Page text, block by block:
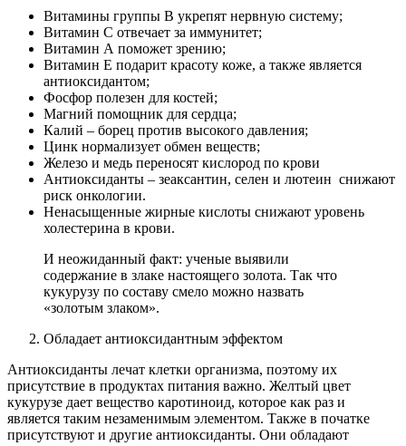
Витамины группы В укрепят нервную систему;
Витамин С отвечает за иммунитет;
Витамин А поможет зрению;
Витамин Е подарит красоту коже, а также является
антиоксидантом;
Фосфор полезен для костей;
Магний помощник для сердца;
Калий – борец против высокого давления;
Цинк нормализует обмен веществ;
Железо и медь переносят кислород по крови
Антиоксиданты – зеаксантин, селен и лютеин снижают
риск онкологии.
Ненасыщенные жирные кислоты снижают уровень
холестерина в крови.
И неожиданный факт: ученые выявили
содержание в злаке настоящего золота. Так что
кукурузу по составу смело можно назвать
«золотым злаком».
Обладает антиоксидантным эффектом
Антиоксиданты лечат клетки организма, поэтому их
присутствие в продуктах питания важно. Желтый цвет
кукурузе дает вещество каротиноид, которое как раз и
является таким незаменимым элементом. Также в початке
присутствуют и другие антиоксиданты. Они обладают